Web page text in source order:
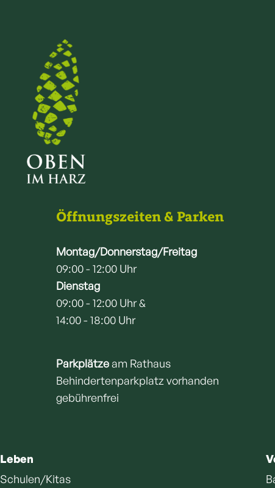
Öffnungszeiten & Parken
Montag/Donnerstag/Freitag
09:00 - 12:00 Uhr
Dienstag
09:00 - 12:00 Uhr &
14:00 - 18:00 Uhr
Parkplätzeam Rathaus
Behindertenparkplatz vorhanden
gebührenfrei
Leben
Schulen/Kitas